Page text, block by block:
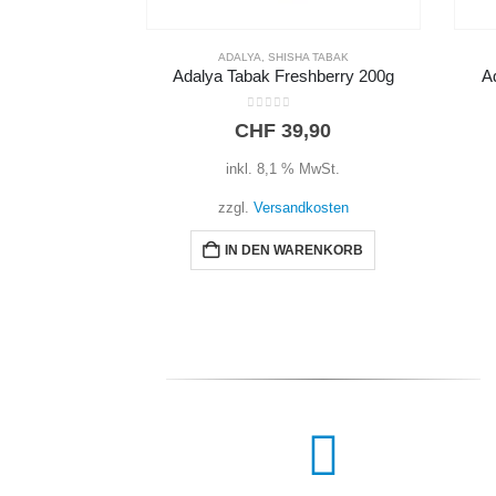
ADALYA SHISHA TABAK
Adalya Tabak Freshberry 200g
CHF 39,90
inkl. 8,1 % MwSt.
zzgl. Versandkosten
IN DEN WARENKORB